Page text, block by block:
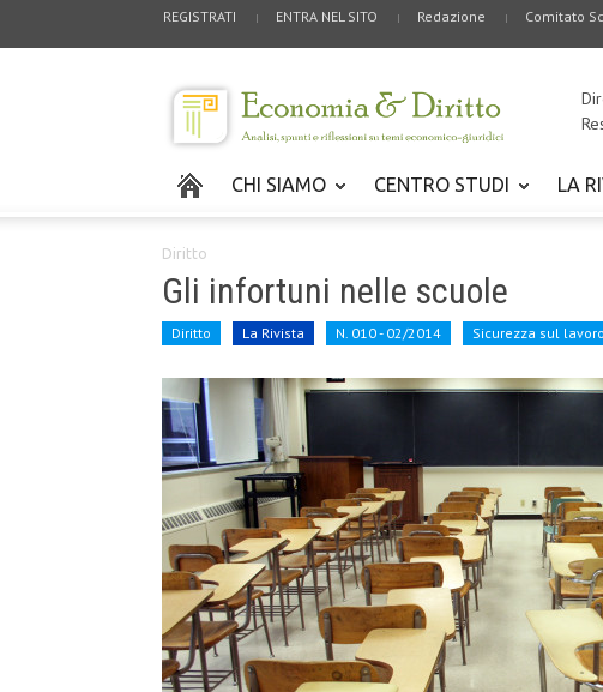
REGISTRATI ENTRA NEL SITO Redazione Comitato
CHI SIAMO CENTRO STUDI LA
Diritto
Gli infortuni nelle scuole
Diritto La Rivista N. 010 - 02/2014 Sicurezza sul lavoro